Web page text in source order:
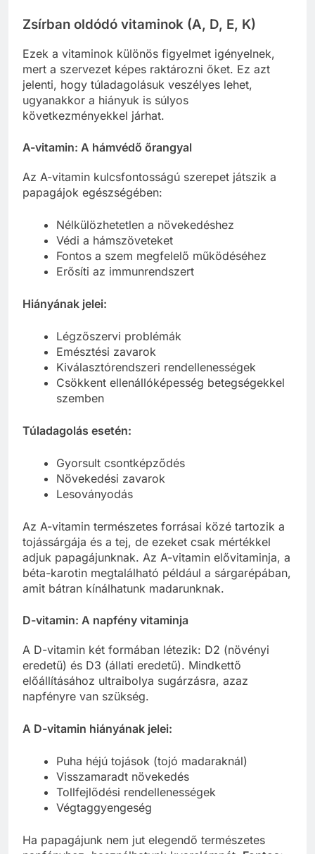
Zsírban oldódó vitaminok (A, D, E, K)
Ezek a vitaminok különös figyelmet igényelnek,
mert a szervezet képes raktározni őket. Ez azt
jelenti, hogy túladagolásuk veszélyes lehet,
ugyanakkor a hiányuk is súlyos
következményekkel járhat.
A-vitamin: A hámvédő őrangyal
Az A-vitamin kulcsfontosságú szerepet játszik a
papagájok egészségében:
Nélkülözhetetlen a növekedéshez
Védi a hámszöveteket
Fontos a szem megfelelő működéséhez
Erősíti az immunrendszert
Hiányának jelei:
Légzőszervi problémák
Emésztési zavarok
Kiválasztórendszeri rendellenességek
Csökkent ellenállóképesség betegségekkel
szemben
Túladagolás esetén:
Gyorsult csontképződés
Növekedési zavarok
Lesoványodás
Az A-vitamin természetes forrásai közé tartozik a
tojássárgája és a tej, de ezeket csak mértékkel
adjuk papagájunknak. Az A-vitamin elővitaminja, a
béta-karotin megtalálható például a sárgarépában,
amit bátran kínálhatunk madarunknak.
D-vitamin: A napfény vitaminja
A D-vitamin két formában létezik: D2 (növényi
eredetű) és D3 (állati eredetű). Mindkettő
előállításához ultraibolya sugárzásra, azaz
napfényre van szükség.
A D-vitamin hiányának jelei:
Puha héjú tojások (tojó madaraknál)
Visszamaradt növekedés
Tollfejlődési rendellenességek
Végtaggyengeség
Ha papagájunk nem jut elegendő természetes